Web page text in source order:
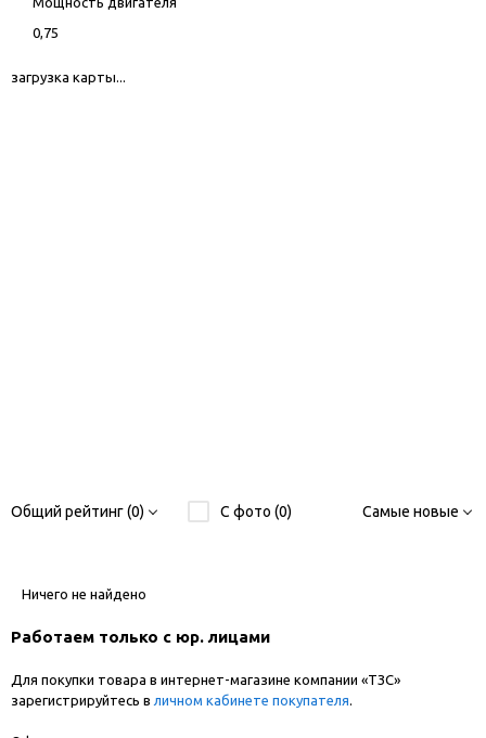
0,75
загрузка карты...
Общий рейтинг (0) С фото (0) Самые новые
Ничего не найдено
Работаем только с юр. лицами
Для покупки товара в интернет-магазине компании «ТЗС»
зарегистрируйтесь в личном кабинете покупателя.